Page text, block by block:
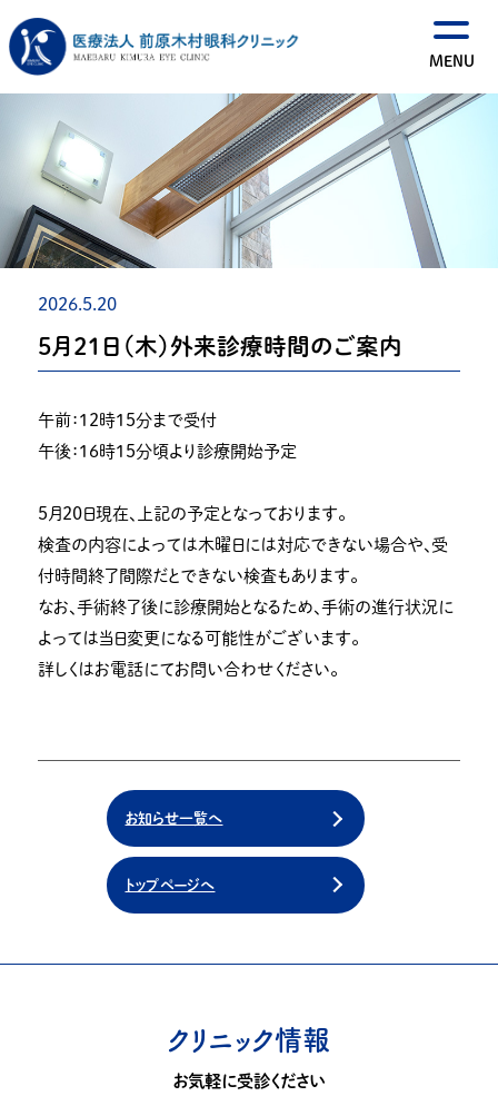
2026.5.20
５月２１日（木）外来診療時間のご案内
午前：１２時１５分まで受付
午後：１６時１５分頃より診療開始予定
５月２０日現在、上記の予定となっております。
検査の内容によっては木曜日には対応できない場合や、受
付時間終了間際だとできない検査もあります。
なお、手術終了後に診療開始となるため、手術の進行状況に
よっては当日変更になる可能性がございます。
詳しくはお電話にてお問い合わせください。
お知らせ一覧へ
トップページへ
クリニック情報
お気軽に受診ください